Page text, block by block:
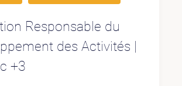
Responsable du
des Activités |
+3